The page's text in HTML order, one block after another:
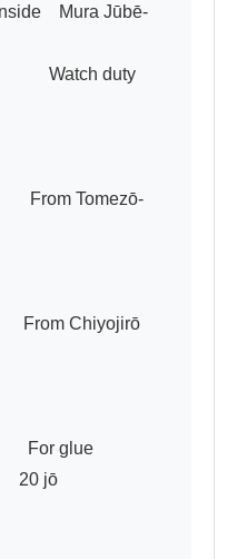
　Mura Jūbē-
　　Watch duty
　From Tomezō-
　From Chiyojirō
　For glue